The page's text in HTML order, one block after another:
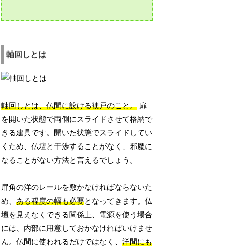
軸回しとは
軸回しとは、仏間に設ける襖戸のこと。 扉
を開いた状態で両側にスライドさせて格納で
きる建具です。開いた状態でスライドしてい
くため、仏壇と干渉することがなく、邪魔に
なることがない方法と言えるでしょう。
扉角の洋のレールを敷かなければならないた
め、ある程度の幅も必要となってきます。仏
壇を見えなくできる関係上、電源を使う場合
には、内部に用意しておかなければいけませ
ん。仏間に使われるだけではなく、洋間にも